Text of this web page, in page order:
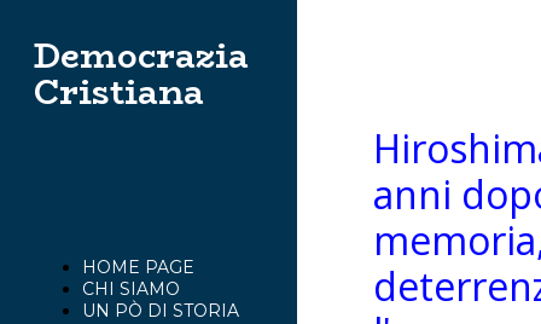
Democrazia
Cristiana
anni
HOME PAGE
CHI SIAMO
UN PÒ DI STORIA